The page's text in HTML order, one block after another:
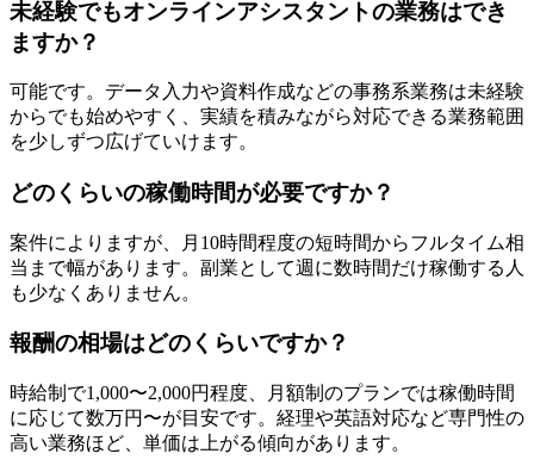
未経験でもオンラインアシスタントの業務はでき
ますか？
可能です。データ入力や資料作成などの事務系業務は未経験
からでも始めやすく、実績を積みながら対応できる業務範囲
を少しずつ広げていけます。
どのくらいの稼働時間が必要ですか？
案件によりますが、月10時間程度の短時間からフルタイム相
当まで幅があります。副業として週に数時間だけ稼働する人
も少なくありません。
報酬の相場はどのくらいですか？
時給制で1,000〜2,000円程度、月額制のプランでは稼働時間
に応じて数万円〜が目安です。経理や英語対応など専門性の
高い業務ほど、単価は上がる傾向があります。